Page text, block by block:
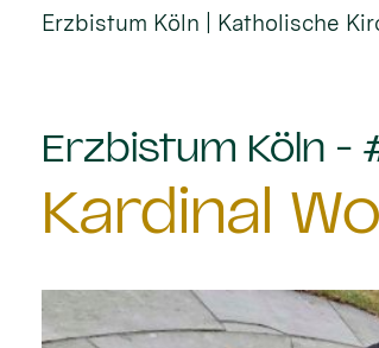
Erzbistum Köln | Katholische
Erzbistum Köln -
Kardinal